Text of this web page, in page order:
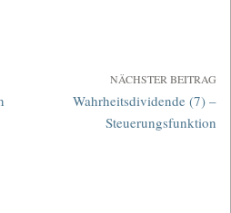
NÄCHSTER BEITRAG
Wahrheitsdividende (7) –
Steuerungsfunktion